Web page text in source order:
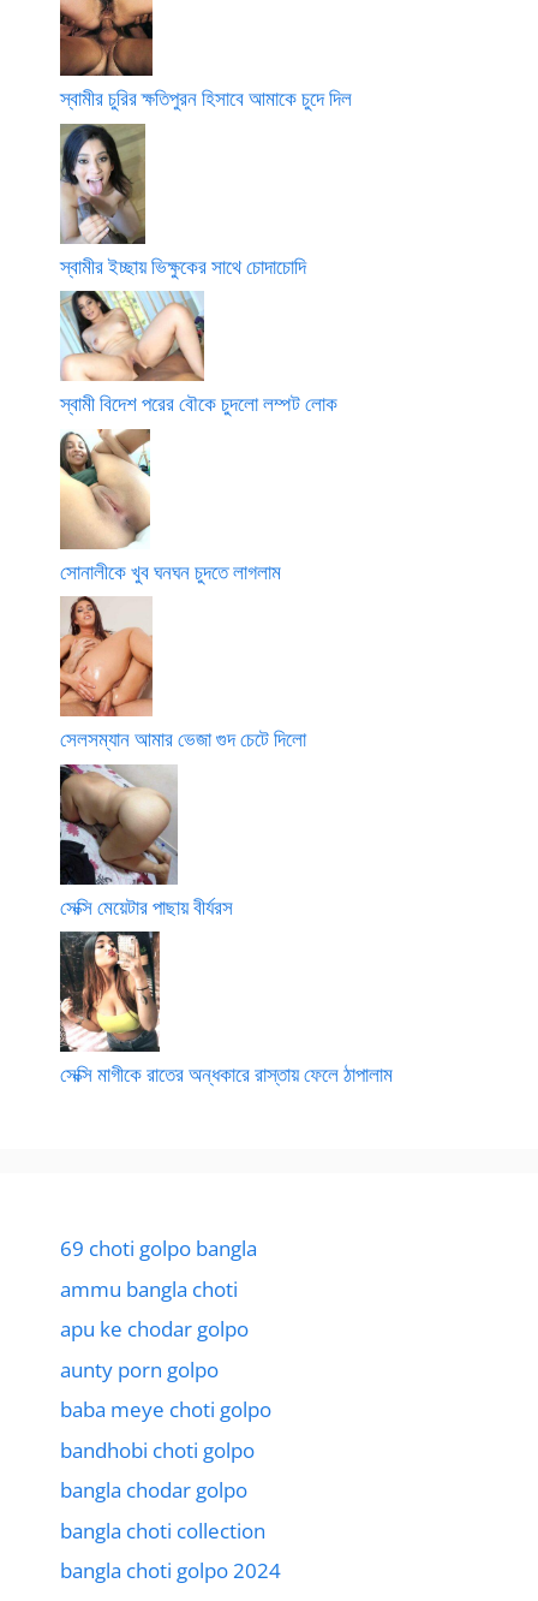
স্বামীর চুরির ক্ষতিপুরন হিসাবে আমাকে চুদে দিল
স্বামীর ইচ্ছায় ভিক্ষুকের সাথে চোদাচোদি
স্বামী বিদেশ পরের বৌকে চুদলো লম্পট লোক
সোনালীকে খুব ঘনঘন চুদতে লাগলাম
সেলসম্যান আমার ভেজা গুদ চেটে দিলো
সেক্সি মেয়েটার পাছায় বীর্যরস
সেক্সি মাগীকে রাতের অন্ধকারে রাস্তায় ফেলে ঠাপালাম
69 choti golpo bangla
ammu bangla choti
apu ke chodar golpo
aunty porn golpo
baba meye choti golpo
bandhobi choti golpo
bangla chodar golpo
bangla choti collection
bangla choti golpo 2024